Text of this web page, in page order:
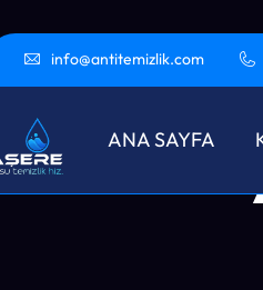
info@antitemizlik.com
ANA SAYFA